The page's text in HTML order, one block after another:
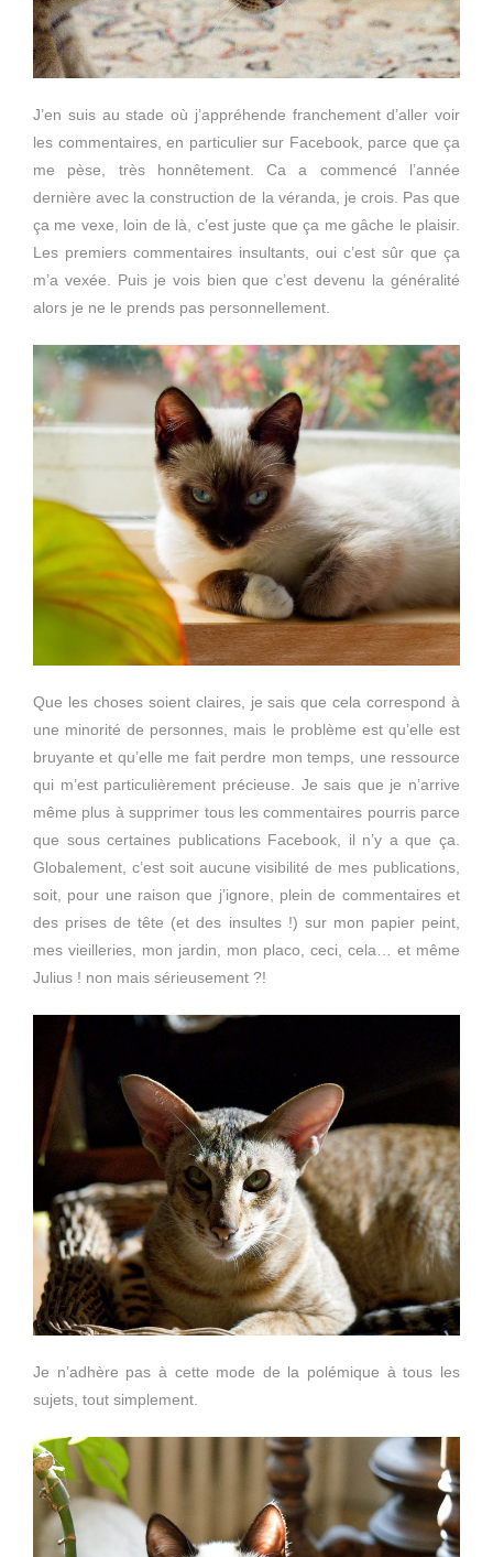
J’en suis au stade où j’appréhende franchement d’aller voir
les commentaires, en particulier sur Facebook, parce que ça
me pèse, très honnêtement. Ca a commencé l’année
dernière avec la construction de la véranda, je crois. Pas que
ça me vexe, loin de là, c’est juste que ça me gâche le plaisir.
Les premiers commentaires insultants, oui c’est sûr que ça
m’a vexée. Puis je vois bien que c’est devenu la généralité
alors je ne le prends pas personnellement.
Que les choses soient claires, je sais que cela correspond à
une minorité de personnes, mais le problème est qu’elle est
bruyante et qu’elle me fait perdre mon temps, une ressource
qui m’est particulièrement précieuse. Je sais que je n’arrive
même plus à supprimer tous les commentaires pourris parce
que sous certaines publications Facebook, il n’y a que ça.
Globalement, c’est soit aucune visibilité de mes publications,
soit, pour une raison que j’ignore, plein de commentaires et
des prises de tête (et des insultes !) sur mon papier peint,
mes vieilleries, mon jardin, mon placo, ceci, cela… et même
Julius ! non mais sérieusement ?!
Je n’adhère pas à cette mode de la polémique à tous les
sujets, tout simplement.